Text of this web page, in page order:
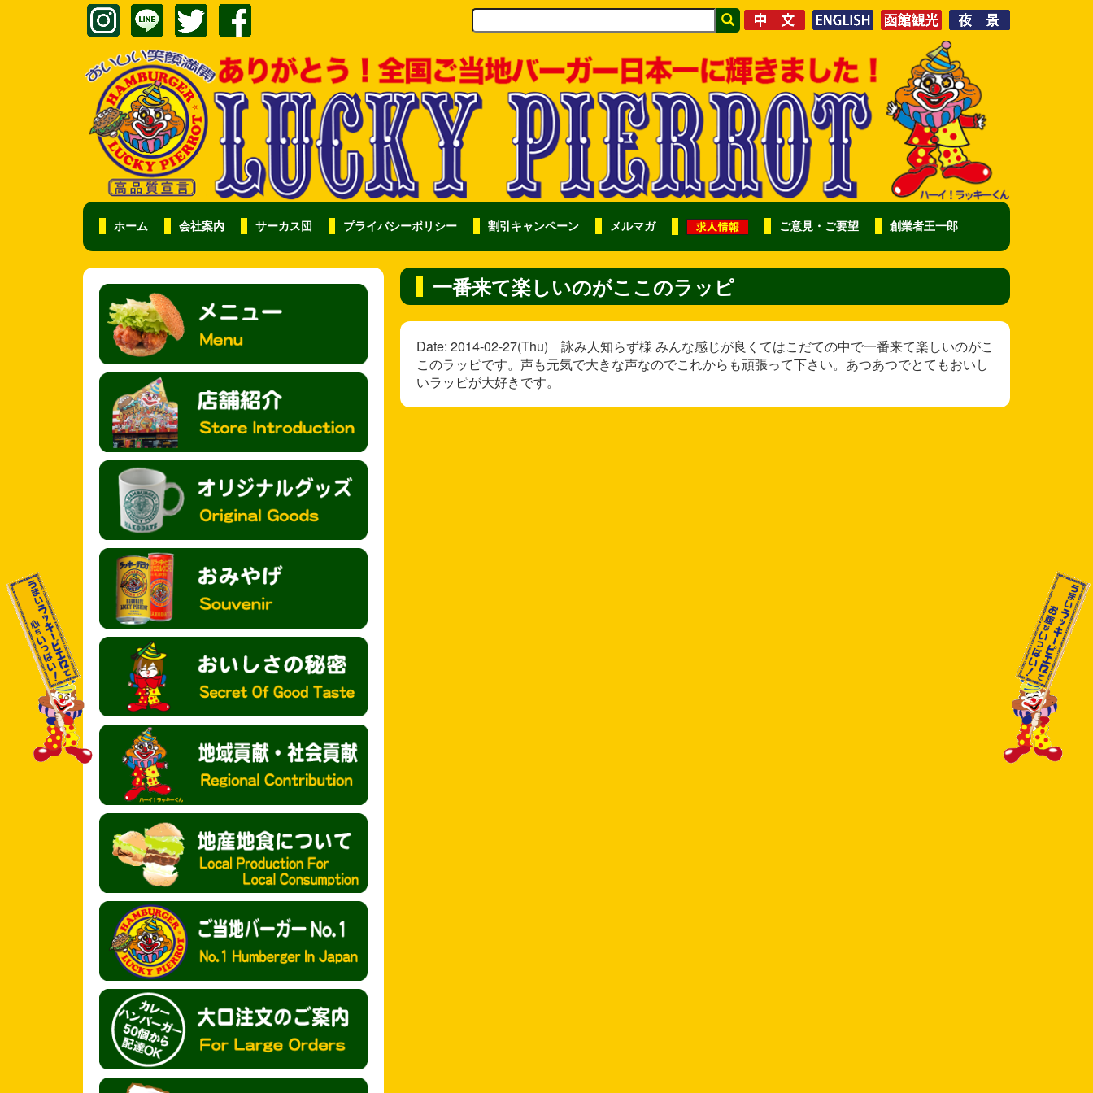
ホーム 会社案内 サーカス団 プライバシーポリシー 割引キャンペーン メルマガ ご意見・ご要望 創業者王一郎
一番来て楽しいのがここのラッピ
Date: 2014-02-27(Thu) 詠み人知らず様 みんな感じが良くてはこだての中で一番来て楽しいのがこ
このラッピです。声も元気で大きな声なのでこれからも頑張って下さい。あつあつでとてもおいし
いラッピが大好きです。